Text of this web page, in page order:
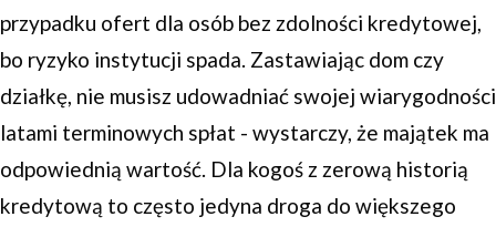
przypadku ofert dla osób bez zdolności kredytowej,
bo ryzyko instytucji spada. Zastawiając dom czy
działkę, nie musisz udowadniać swojej wiarygodności
latami terminowych spłat - wystarczy, że majątek ma
odpowiednią wartość. Dla kogoś z zerową historią
kredytową to często jedyna droga do większego